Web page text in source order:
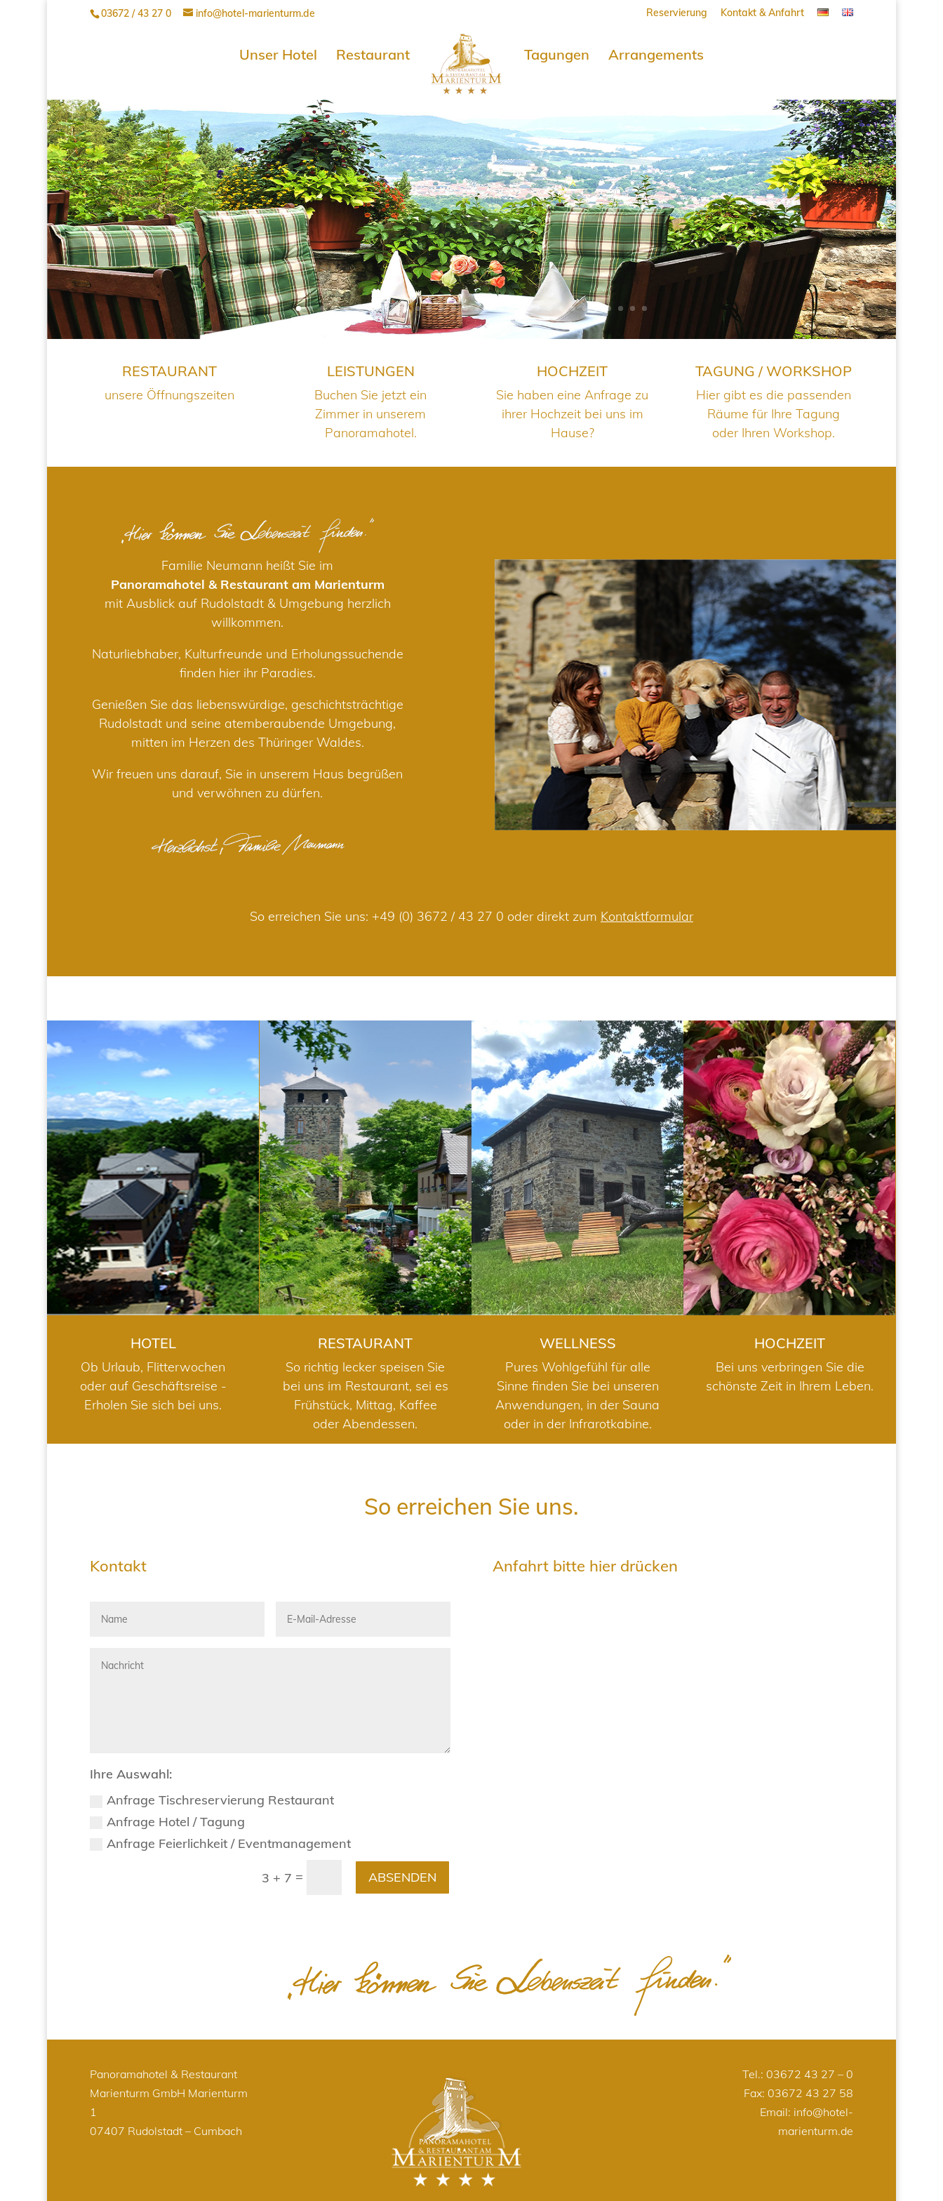
03672 / 43 27 0 info@hotel-marienturm.de Reservierung Kontakt & Anfahrt
Unser Hotel Restaurant Tagungen Arrangements
RESTAURANT
unsere Öffnungszeiten
LEISTUNGEN
Buchen Sie jetzt ein
Zimmer in unserem
Panoramahotel.
HOCHZEIT
Sie haben eine Anfrage zu
ihrer Hochzeit bei uns im
Hause?
TAGUNG / WORKSHOP
Hier gibt es die passenden
Räume für Ihre Tagung
oder Ihren Workshop.
Familie Neumann heißt Sie im
Panoramahotel & Restaurant am Marienturm
mit Ausblick auf Rudolstadt & Umgebung herzlich
willkommen.
Naturliebhaber, Kulturfreunde und Erholungssuchende
finden hier ihr Paradies.
Genießen Sie das liebenswürdige, geschichtsträchtige
Rudolstadt und seine atemberaubende Umgebung,
mitten im Herzen des Thüringer Waldes.
Wir freuen uns darauf, Sie in unserem Haus begrüßen
und verwöhnen zu dürfen.
So erreichen Sie uns: +49 (0) 3672 / 43 27 0 oder direkt zum Kontaktformular
HOTEL
HOTEL
Ob Urlaub, Flitterwochen
oder auf Geschäftsreise -
Erholen Sie sich bei uns.
RESTAURANT
RESTAURANT
So richtig lecker speisen Sie
bei uns im Restaurant, sei es
Frühstück, Mittag, Kaffee
oder Abendessen.
WELLNESS
WELLNESS
Pures Wohlgefühl für alle
Sinne finden Sie bei unseren
Anwendungen, in der Sauna
oder in der Infrarotkabine.
HOCHZEIT
HOCHZEIT
Bei uns verbringen Sie die
schönste Zeit in Ihrem Leben.
So erreichen Sie uns.
Kontakt
Ihre Auswahl:
Anfrage Tischreservierung Restaurant
Anfrage Hotel / Tagung
Anfrage Feierlichkeit / Eventmanagement
3 + 7 = ABSENDEN
Anfahrt bitte hier drücken
Panoramahotel & Restaurant
Marienturm GmbH Marienturm
1
07407 Rudolstadt – Cumbach
Tel.: 03672 43 27 – 0
Fax: 03672 43 27 58
Email: info@hotel-
marienturm.de